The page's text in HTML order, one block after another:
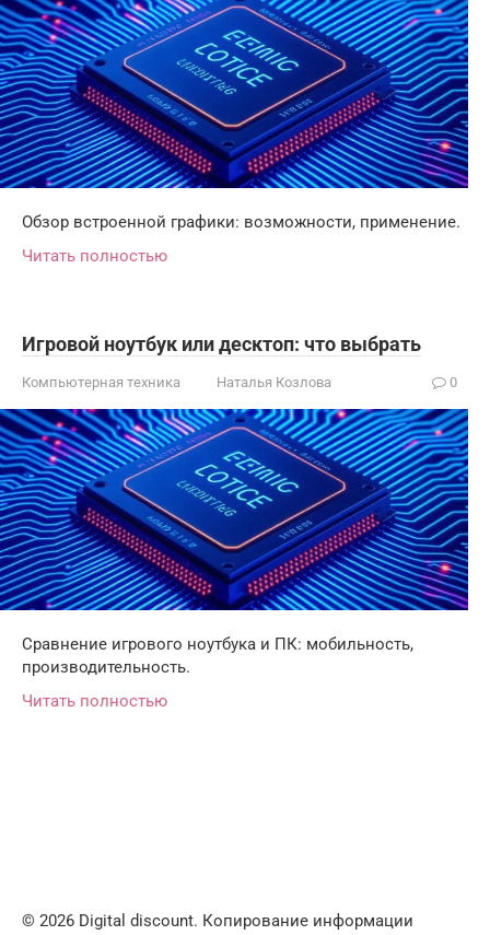
Обзор встроенной графики: возможности, применение.
Читать полностью
Игровой ноутбук или десктоп: что выбрать
Компьютерная техника Наталья Козлова 0
Сравнение игрового ноутбука и ПК: мобильность,
производительность.
Читать полностью
© 2026 Digital discount. Копирование информации